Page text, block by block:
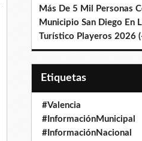
Más De 5 Mil Personas
Municipio San Diego En
Turístico Playeros 2026
Etiquetas
#Valencia
#InformaciónMunicipal
#InformaciónNacional